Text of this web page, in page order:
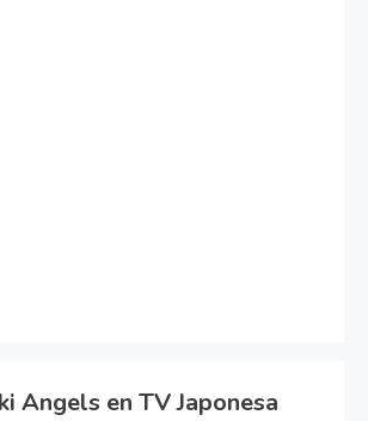
Angels en TV Japonesa